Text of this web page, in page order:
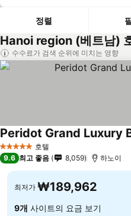
정렬
Hanoi region (베트남)
수수료가 검색 순위에 미치는 영향
5 성급 호텔
Peridot Grand Luxury
9.6 최고 좋음 8,059 하노이
최저가 ₩189,962
9개 사이트의 요금 보기